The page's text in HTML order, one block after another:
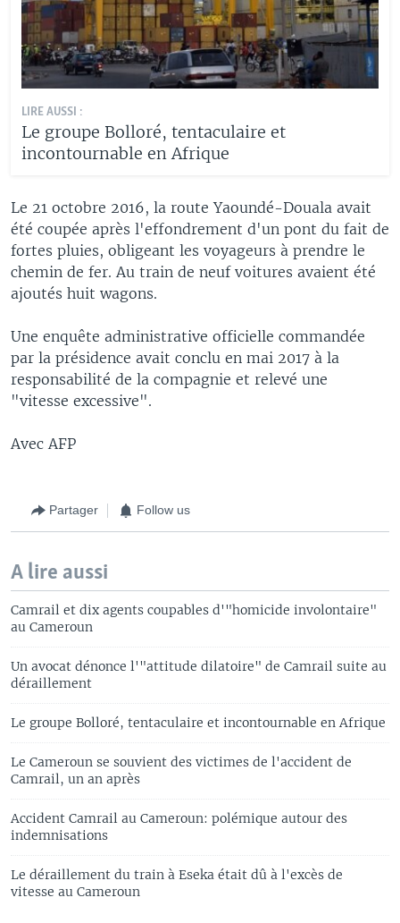
LIRE AUSSI :
Le groupe Bolloré, tentaculaire et
incontournable en Afrique
Le 21 octobre 2016, la route Yaoundé-Douala avait
été coupée après l'effondrement d'un pont du fait de
fortes pluies, obligeant les voyageurs à prendre le
chemin de fer. Au train de neuf voitures avaient été
ajoutés huit wagons.
Une enquête administrative officielle commandée
par la présidence avait conclu en mai 2017 à la
responsabilité de la compagnie et relevé une
"vitesse excessive".
Avec AFP
Partager Follow us
A lire aussi
Camrail et dix agents coupables d'"homicide involontaire"
au Cameroun
Un avocat dénonce l'"attitude dilatoire" de Camrail suite au
déraillement
Le groupe Bolloré, tentaculaire et incontournable en Afrique
Le Cameroun se souvient des victimes de l'accident de
Camrail, un an après
Accident Camrail au Cameroun: polémique autour des
indemnisations
Le déraillement du train à Eseka était dû à l'excès de
vitesse au Cameroun